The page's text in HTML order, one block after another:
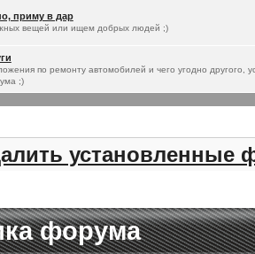
приму в дар
вещей или ищем добрых людей ;)
по ремонту автомобилей и чего угодно другого,
;)
установленные
форума